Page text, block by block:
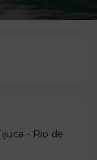
- Rio de